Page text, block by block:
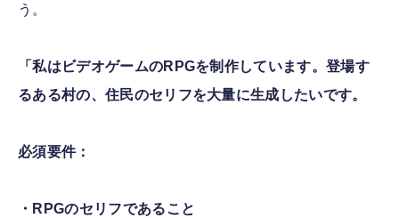
う。
「私はビデオゲームのRPGを制作しています。登場す
るある村の、住民のセリフを大量に生成したいです。
必須要件：
・RPGのセリフであること